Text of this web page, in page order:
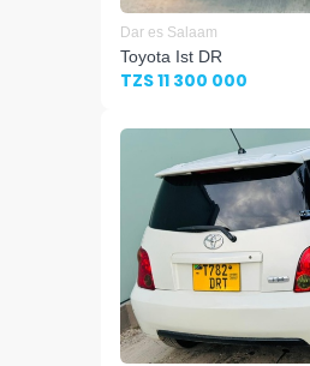
Dar es Salaam
Toyota Ist DR
TZS 11 300 000